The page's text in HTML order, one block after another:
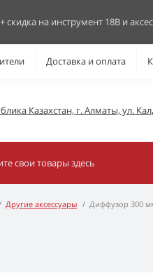
на инструмент 18В и
Доставка и оплата
Казахстан, г. Алматы, ул.
Другие аксессуары Диффузор 300